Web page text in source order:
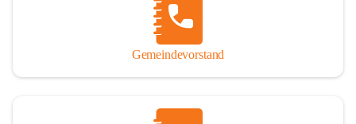
Gemeindevorstand